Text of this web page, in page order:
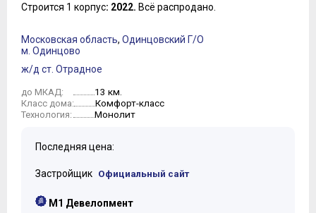
Строится 1 корпус: 2022. Всё распродано.
Московская область, Одинцовский Г/О
м. Одинцово
ж/д ст. Отрадное
до МКАД: 13 км.
Класс дома: Комфорт-класс
Технология: Монолит
Последняя цена:
Застройщик Официальный сайт
M1 Девелопмент